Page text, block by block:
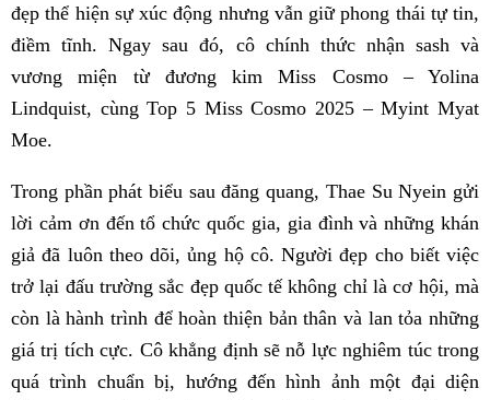
đẹp thể hiện sự xúc động nhưng vẫn giữ phong thái tự tin,
điềm tĩnh. Ngay sau đó, cô chính thức nhận sash và
vương miện từ đương kim Miss Cosmo – Yolina
Lindquist, cùng Top 5 Miss Cosmo 2025 – Myint Myat
Moe.
Trong phần phát biểu sau đăng quang, Thae Su Nyein gửi
lời cảm ơn đến tổ chức quốc gia, gia đình và những khán
giả đã luôn theo dõi, ủng hộ cô. Người đẹp cho biết việc
trở lại đấu trường sắc đẹp quốc tế không chỉ là cơ hội, mà
còn là hành trình để hoàn thiện bản thân và lan tỏa những
giá trị tích cực. Cô khẳng định sẽ nỗ lực nghiêm túc trong
quá trình chuẩn bị, hướng đến hình ảnh một đại diện